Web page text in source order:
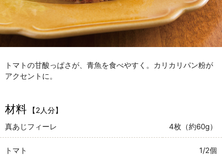
トマトの甘酸っぱさが、青魚を食べやすく。カリカリパン粉が
アクセントに。
材料
【2人分】
真あじフィーレ
4枚（約60g）
トマト 1/2個